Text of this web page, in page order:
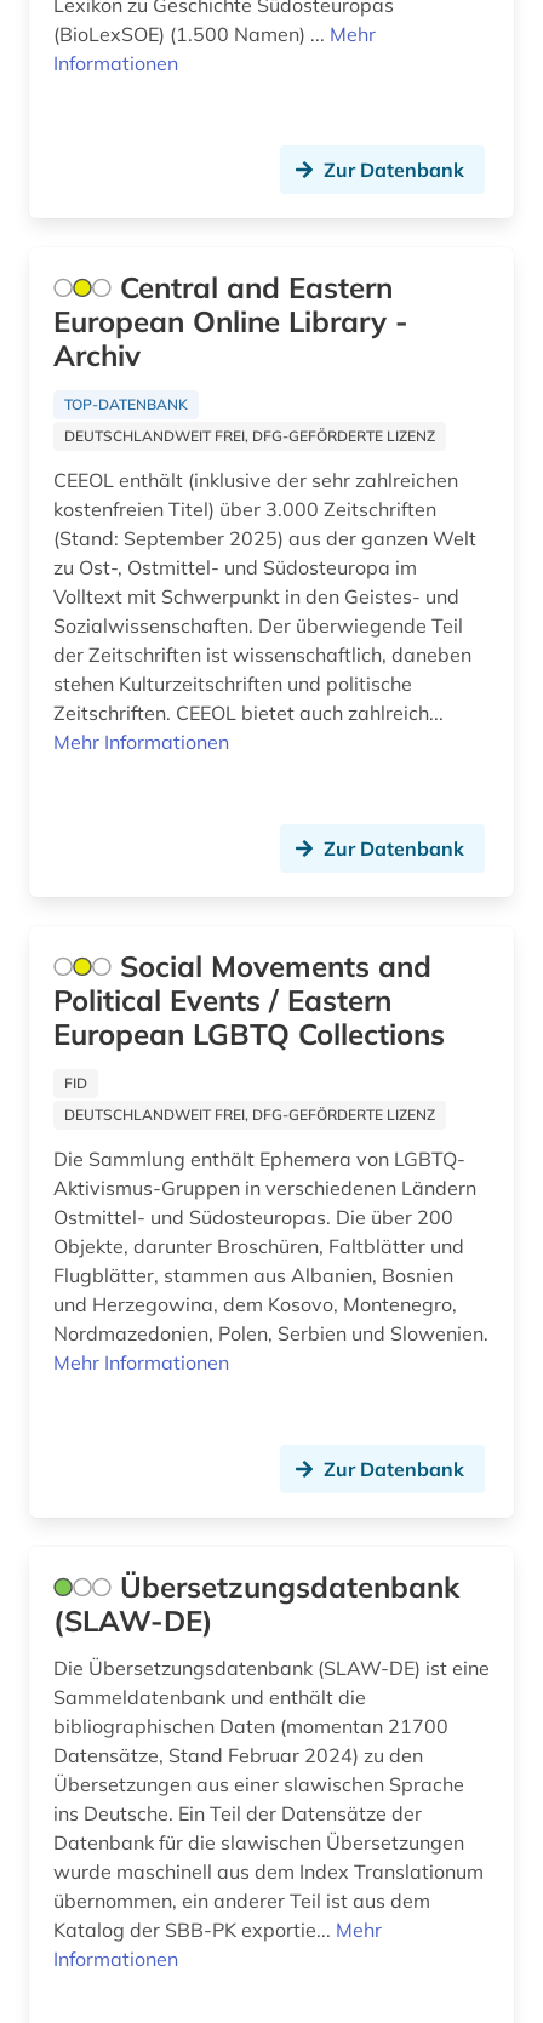
siedlungsgeschichte (1)
sowjetunion (1)
sprache (2)
statistik (1)
südamerika (1)
südostasien (1)
südosteuropa (14)
turkologie (1)
türkei (2)
wirtschaftswissenschaften (1)
wissenschaft (1)
zeitschriftenaufsatz (3)
zwangsvertreibung (1)
österreich (1)
österreich-ungarn (1)
Lexikon zu Geschichte Südosteuropas
(BioLexSOE) (1.500 Namen) ... Mehr
Informationen
Zur Datenbank
Central and Eastern
European Online Library -
Archiv
TOP-DATENBANK
DEUTSCHLANDWEIT FREI, DFG-GEFÖRDERTE LIZENZ
CEEOL enthält (inklusive der sehr zahlreichen
kostenfreien Titel) über 3.000 Zeitschriften
(Stand: September 2025) aus der ganzen Welt
zu Ost-, Ostmittel- und Südosteuropa im
Volltext mit Schwerpunkt in den Geistes- und
Sozialwissenschaften. Der überwiegende Teil
der Zeitschriften ist wissenschaftlich, daneben
stehen Kulturzeitschriften und politische
Zeitschriften. CEEOL bietet auch zahlreich...
Mehr Informationen
Zur Datenbank
Social Movements and
Political Events / Eastern
European LGBTQ Collections
FID
DEUTSCHLANDWEIT FREI, DFG-GEFÖRDERTE LIZENZ
Die Sammlung enthält Ephemera von LGBTQ-
Aktivismus-Gruppen in verschiedenen Ländern
Ostmittel- und Südosteuropas. Die über 200
Objekte, darunter Broschüren, Faltblätter und
Flugblätter, stammen aus Albanien, Bosnien
und Herzegowina, dem Kosovo, Montenegro,
Nordmazedonien, Polen, Serbien und Slowenien.
Mehr Informationen
Zur Datenbank
Übersetzungsdatenbank
(SLAW-DE)
Die Übersetzungsdatenbank (SLAW-DE) ist eine
Sammeldatenbank und enthält die
bibliographischen Daten (momentan 21700
Datensätze, Stand Februar 2024) zu den
Übersetzungen aus einer slawischen Sprache
ins Deutsche. Ein Teil der Datensätze der
Datenbank für die slawischen Übersetzungen
wurde maschinell aus dem Index Translationum
übernommen, ein anderer Teil ist aus dem
Katalog der SBB-PK exportie... Mehr
Informationen